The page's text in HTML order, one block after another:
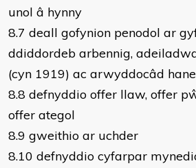
unol â hynny
8.7 deall gofynion penodol ar
ddiddordeb arbennig,
(cyn 1919) ac arwyddocâd
8.8 defnyddio offer llaw, offer
offer ategol
8.9 gweithio ar uchder
8.10 defnyddio cyfarpar